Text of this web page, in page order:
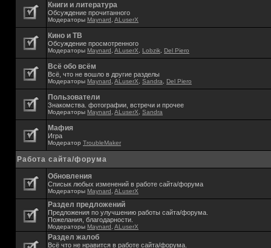
Книги и литература
Обсуждение прочитанного
Модераторы Maynard ALuserX
Кино и ТВ
Обсуждение просмотренного
Модераторы Maynard ALuserX Lobzik Del Piero
Всё обо всём
Всё, что не вошло в другие разделы
Модераторы Maynard ALuserX Sandra Del Piero
Пользователи
Знакомства. фотографии, встречи и прочее
Модераторы Maynard ALuserX Sandra
Мафия
Игра
Модератор TroubleMaker
Работа сайта/форума
Обновления
Списык любых изменений в работе сайта/форума
Модераторы Maynard ALuserX
Раздел предложений
Предложения по улучшению работы сайта/форума.
Пожелания, благодарности.
Модераторы Maynard ALuserX
Раздел жалоб
Всё что не нравится в работе сайта/форума.